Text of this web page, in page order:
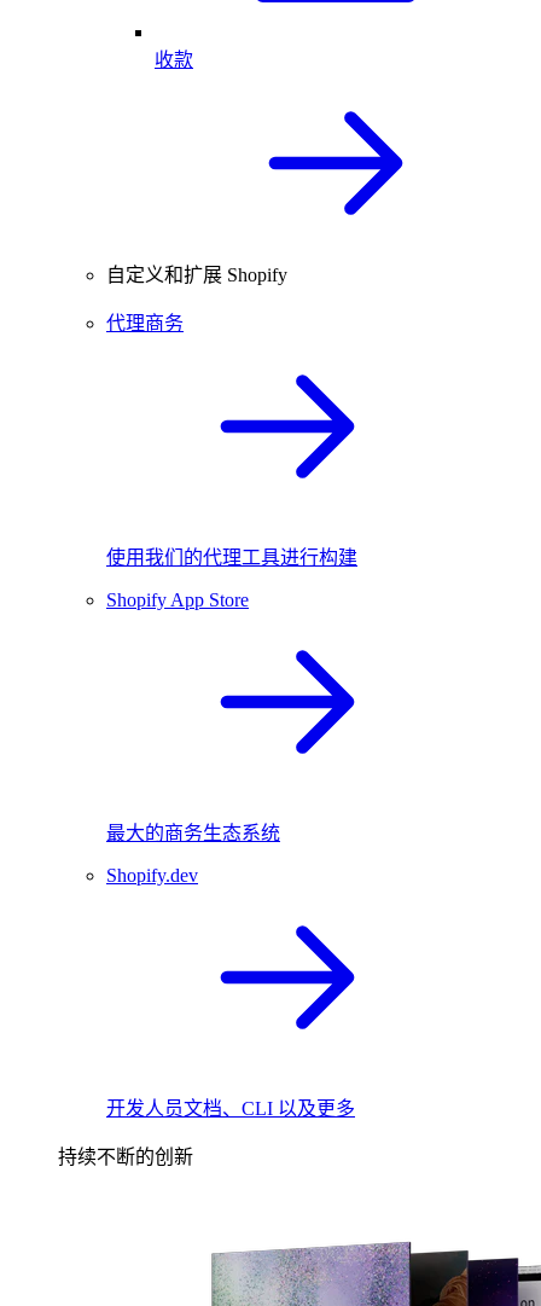
收款
自定义和扩展 Shopify
代理商务
使用我们的代理工具进行构建
Shopify App Store
最大的商务生态系统
Shopify.dev
开发人员文档、CLI 以及更多
持续不断的创新